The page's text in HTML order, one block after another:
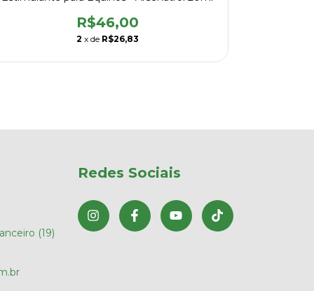
R$46,00
2 x de R$26,83
(19)
Redes Sociais